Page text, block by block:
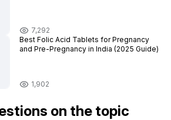
7,292
Best Folic Acid Tablets for Pregnancy
and Pre-Pregnancy in India (2025 Guide)
1,902
on the topic